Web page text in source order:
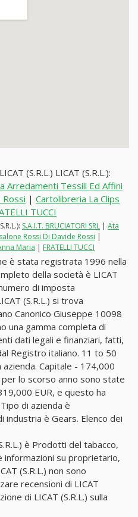
(S.R.L.) LICAT (S.R.L.):
Arredamenti Tessili Ed Affini
Rossi | Cartolibreria La Clips
TUCCI
S.A.I.T. BRUCIATORI SRL | Ata
Rossi Di Davide Rossi |
Maria | FRATELLI TUCCI
è stata registrata 1996 nella
della società è LICAT
di imposta
(S.R.L.) si trova
Canonico Giuseppe 10098
una gamma completa di
dati legali e finanziari, fatti,
Registro italiano. 11 to 50
Capitale - 174,000
lo scorso anno sono state
EUR, e questo ha
di azienda è
industria è Gears. Elenco dei
è Prodotti del tabacco,
informazioni su proprietario,
(S.R.L.) non sono
recensioni di LICAT
di LICAT (S.R.L.) sulla